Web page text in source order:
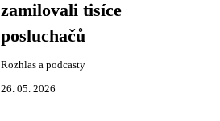
zamilovali tisíce
posluchačů
Rozhlas a podcasty
26. 05. 2026